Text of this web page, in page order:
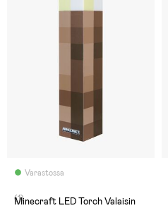
Varastossa
(1)
Minecraft LED Torch Valaisin